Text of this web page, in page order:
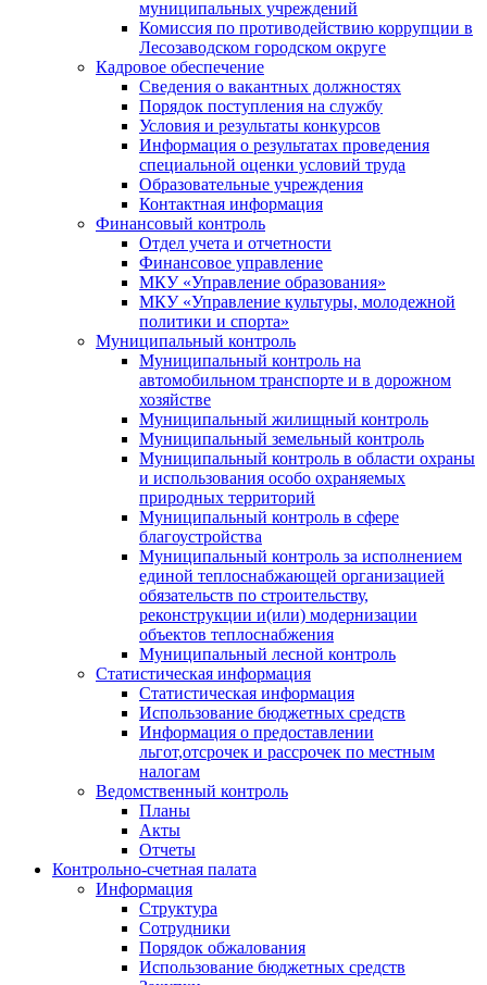
муниципальных учреждений
Комиссия по противодействию коррупции в
Лесозаводском городском округе
Кадровое обеспечение
Сведения о вакантных должностях
Порядок поступления на службу
Условия и результаты конкурсов
Информация о результатах проведения
специальной оценки условий труда
Образовательные учреждения
Контактная информация
Финансовый контроль
Отдел учета и отчетности
Финансовое управление
МКУ «Управление образования»
МКУ «Управление культуры, молодежной
политики и спорта»
Муниципальный контроль
Муниципальный контроль на
автомобильном транспорте и в дорожном
хозяйстве
Муниципальный жилищный контроль
Муниципальный земельный контроль
Муниципальный контроль в области охраны
и использования особо охраняемых
природных территорий
Муниципальный контроль в сфере
благоустройства
Муниципальный контроль за исполнением
единой теплоснабжающей организацией
обязательств по строительству,
реконструкции и(или) модернизации
объектов теплоснабжения
Муниципальный лесной контроль
Статистическая информация
Статистическая информация
Использование бюджетных средств
Информация о предоставлении
льгот,отсрочек и рассрочек по местным
налогам
Ведомственный контроль
Планы
Акты
Отчеты
Контрольно-счетная палата
Информация
Структура
Сотрудники
Порядок обжалования
Использование бюджетных средств